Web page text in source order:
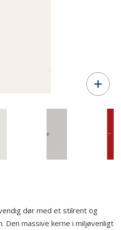
dør med et stilrent og
Den massive kerne i miljøvenligt